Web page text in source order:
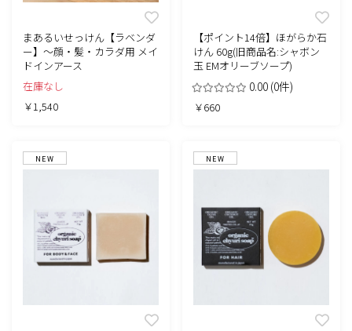
まあるいせっけん【ラベンダ
ー】～顔・髪・カラダ用 メイ
ドインアース
在庫なし
￥1,540
【ポイント14倍】ほがらか石
けん 60g(旧商品名:シャボン
玉 EMオリーブソープ)
0.00 (0件)
￥660
NEW NEW